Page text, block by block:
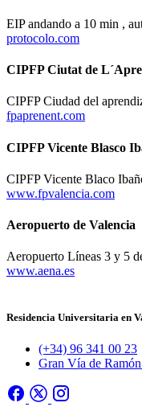
EIP andando a 10 min ,
protocolo.com
CIPFP Ciutat de
CIPFP Ciudad del
fpaprenent.com
CIPFP Vicente Blasco
CIPFP Vicente Blaco
www.fpvalencia.com
Aeropuerto de Valencia
Aeropuerto Líneas 3 y 5
www.aena.es
Residencia Universitaria en
(+34) 96 341 00 23
Gran Vía de